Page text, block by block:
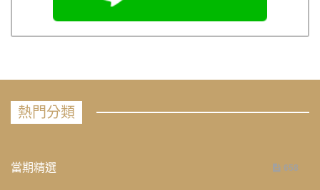
熱門分類
當期精選 658